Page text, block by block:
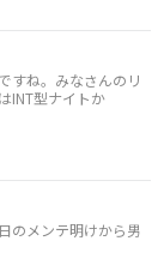
すね。みなさんのリ
INT型ナイトか
のメンテ明けから男